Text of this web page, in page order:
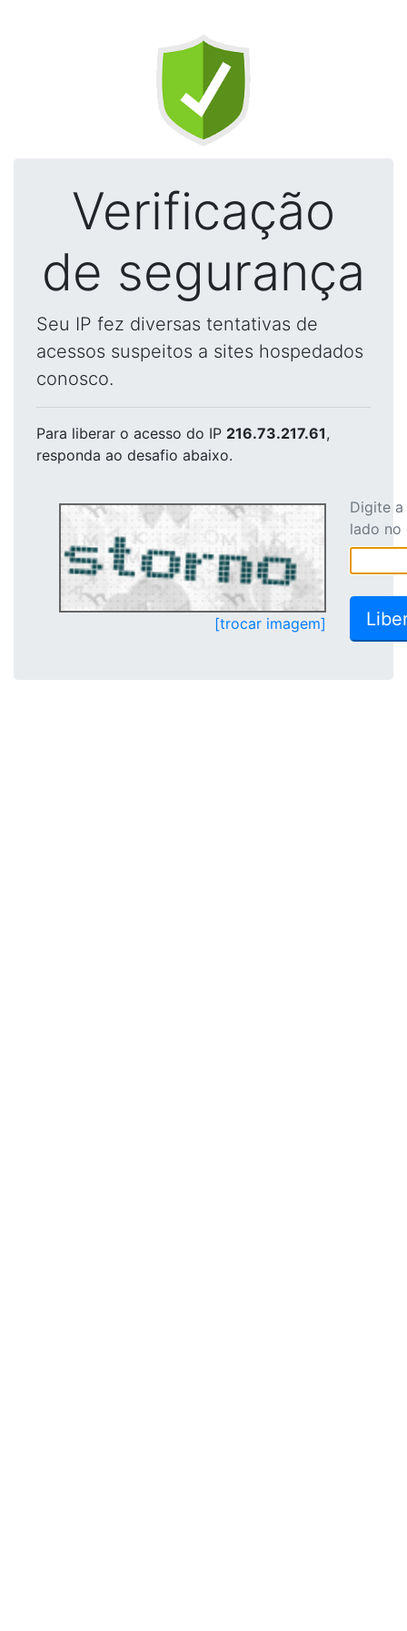
Verificação
de segurança
Seu IP fez diversas tentativas de
acessos suspeitos a sites hospedados
conosco.
Para liberar o acesso do IP 216.73.217.61,
responda ao desafio abaixo.
[trocar imagem]
Digite
lado no